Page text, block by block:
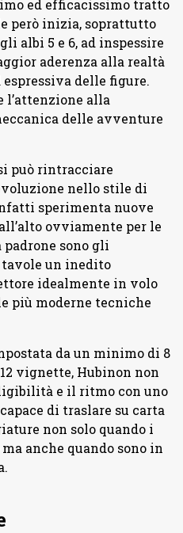
ed efficacissimo tratto
però inizia, soprattutto
albi 5 e 6, ad inspessire
aderenza alla realtà
delle figure.
alla
delle avventure
può rintracciare
nello stile di
sperimenta nuove
ovviamente per le
sono gli
tavole un inedito
idealmente in volo
più moderne tecniche
da un minimo di 8
vignette, Hubinon non
e il ritmo con uno
di traslare su carta
non solo quando i
anche quando sono in